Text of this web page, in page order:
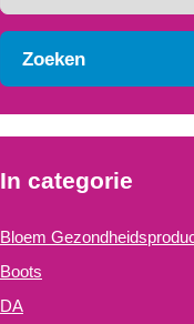
Zoeken
In categorie
Bloem
Boots
DA